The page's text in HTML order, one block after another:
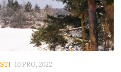
10 PRO, 2022